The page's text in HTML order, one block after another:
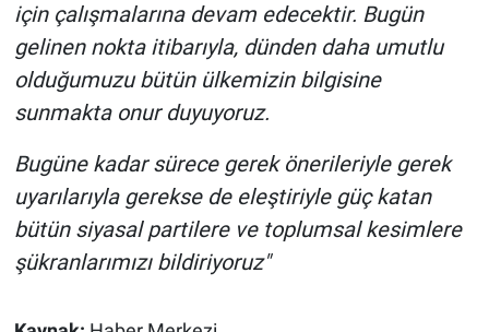
için çalışmalarına devam edecektir. Bugün
gelinen nokta itibarıyla, dünden daha umutlu
olduğumuzu bütün ülkemizin bilgisine
sunmakta onur duyuyoruz.
Bugüne kadar sürece gerek önerileriyle gerek
uyarılarıyla gerekse de eleştiriyle güç katan
bütün siyasal partilere ve toplumsal kesimlere
şükranlarımızı bildiriyoruz"
Yerel Yaşam
Canlı Yayın